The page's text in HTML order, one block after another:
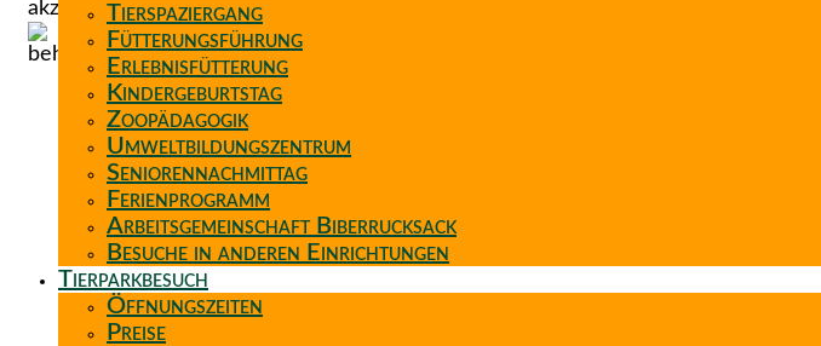
Tierspaziergang
Fütterungsführung
Erlebnisfütterung
Kindergeburtstag
Zoopädagogik
Umweltbildungszentrum
Seniorennachmittag
Ferienprogramm
Arbeitsgemeinschaft Biberrucksack
Besuche in anderen Einrichtungen
Tierparkbesuch
Öffnungszeiten
Preise